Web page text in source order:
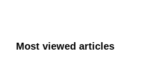
Most viewed articles